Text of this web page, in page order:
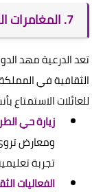
7. المغامرات الثقافية في الدرعية
تعد الدرعية مهد
الثقافية في
للعائلات الاستمتاع
زيارة حي
ومعارض
تجربة
الفعاليات